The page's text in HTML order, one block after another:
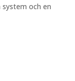
och en